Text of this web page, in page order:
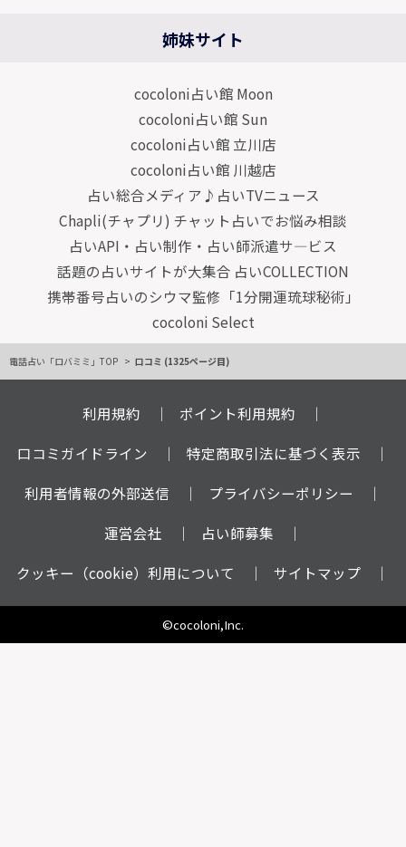
姉妹サイト
cocoloni占い館 Moon
cocoloni占い館 Sun
cocoloni占い館 立川店
cocoloni占い館 川越店
占い総合メディア♪占いTVニュース
Chapli(チャプリ) チャット占いでお悩み相談
占いAPI・占い制作・占い師派遣サ―ビス
話題の占いサイトが大集合 占いCOLLECTION
携帯番号占いのシウマ監修「1分開運琉球秘術」
cocoloni Select
電話占い「ロバミミ」TOP 口コミ (1325ページ目)
利用規約
ポイント利用規約
口コミガイドライン
特定商取引法に基づく表示
利用者情報の外部送信
プライバシーポリシー
運営会社
占い師募集
クッキー（cookie）利用について
サイトマップ
©cocoloni,Inc.